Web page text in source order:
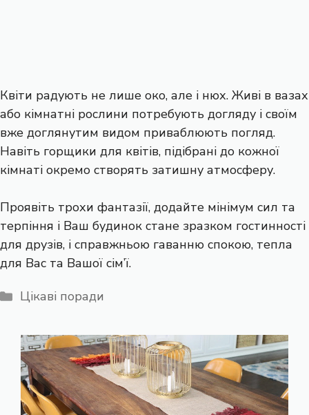
Квіти радують не лише око, але і нюх. Живі в вазах
або кімнатні рослини потребують догляду і своїм
вже доглянутим видом приваблюють погляд.
Навіть горщики для квітів, підібрані до кожної
кімнаті окремо створять затишну атмосферу.
Проявіть трохи фантазії, додайте мінімум сил та
терпіння і Ваш будинок стане зразком гостинності
для друзів, і справжньою гаванню спокою, тепла
для Вас та Вашої сім’ї.
Категорії
Цікаві поради